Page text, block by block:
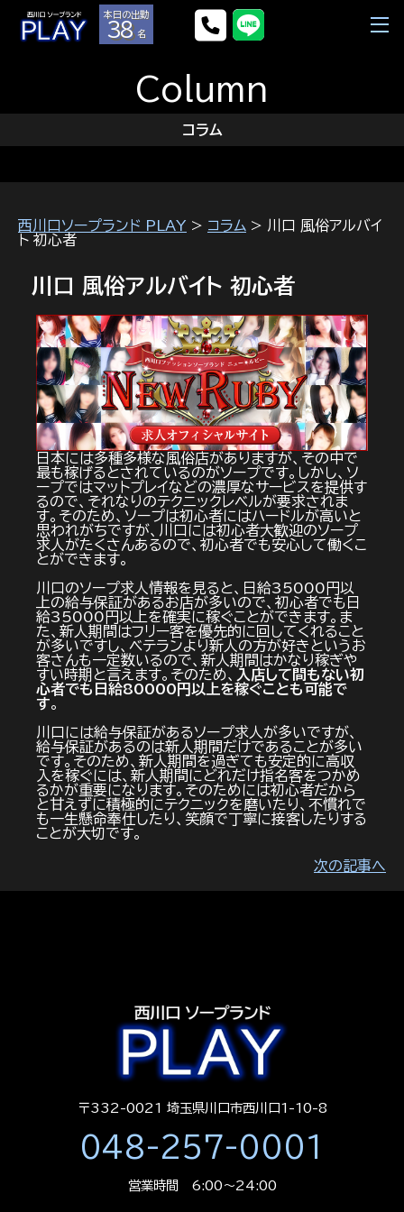
本日の出勤
38 名
Column
コラム
西川口ソープランド PLAY > コラム > 川口 風俗アルバイ
ト 初心者
川口 風俗アルバイト 初心者
日本には多種多様な風俗店がありますが、その中で
最も稼げるとされているのがソープです。しかし、ソ
ープではマットプレイなどの濃厚なサービスを提供す
るので、それなりのテクニックレベルが要求されま
す。そのため、ソープは初心者にはハードルが高いと
思われがちですが、川口には初心者大歓迎のソープ
求人がたくさんあるので、初心者でも安心して働くこ
とができます。
川口のソープ求人情報を見ると、日給35000円以
上の給与保証があるお店が多いので、初心者でも日
給35000円以上を確実に稼ぐことができます。ま
た、新人期間はフリー客を優先的に回してくれること
が多いですし、ベテランより新人の方が好きというお
客さんも一定数いるので、新人期間はかなり稼ぎや
すい時期と言えます。そのため、
入店して間もない初
心者でも日給80000円以上を稼ぐことも可能で
す。
川口には給与保証があるソープ求人が多いですが、
給与保証があるのは新人期間だけであることが多い
です。そのため、新人期間を過ぎても安定的に高収
入を稼ぐには、新人期間にどれだけ指名客をつかめ
るかが重要になります。そのためには初心者だから
と甘えずに積極的にテクニックを磨いたり、不慣れで
も一生懸命奉仕したり、笑顔で丁寧に接客したりする
ことが大切です。
次の記事へ
〒332-0021 埼玉県川口市西川口1-10-8
048-257-0001
営業時間 6:00～24:00